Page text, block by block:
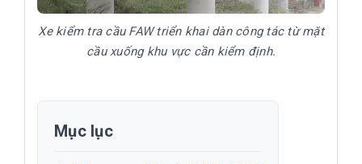
Xe kiểm tra cầu FAW triển khai dàn công tác từ mặt
cầu xuống khu vực cần kiểm định.
Mục lục